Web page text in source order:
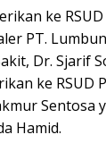
ke
PT.
Dr. Sjarif
ke RSUD
Sentosa
Hamid.